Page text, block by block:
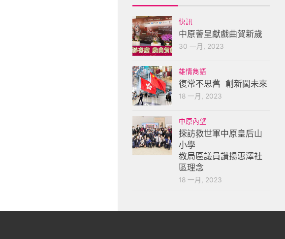
快訊
中原薈呈獻戲曲賀新歲
30 一月, 2023
雄情雋語
復常不思舊 創新闖未來
18 一月, 2023
中原內望
探訪救世軍中原皇后山
小學
教局區議員讚揚惠澤社
區理念
18 一月, 2023